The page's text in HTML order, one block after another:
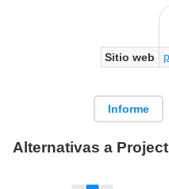
Sitio web
Informe
Alternativas a